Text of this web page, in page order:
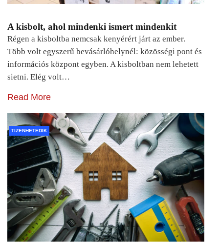
A kisbolt, ahol mindenki ismert mindenkit
Régen a kisboltba nemcsak kenyérért járt az ember.
Több volt egyszerű bevásárlóhelynél: közösségi pont és
információs központ egyben. A kisboltban nem lehetett
sietni. Elég volt…
Read More
TIZENHETEDIK